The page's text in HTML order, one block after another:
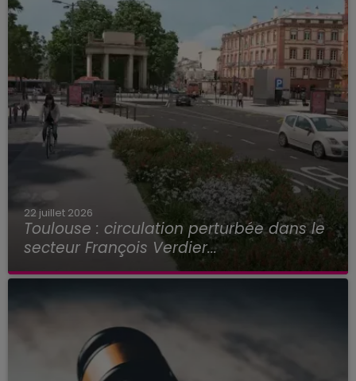
22 juillet 2026
Toulouse : circulation perturbée dans le
secteur François Verdier...